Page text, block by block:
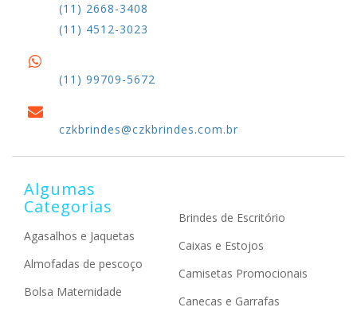
(11) 2668-3408
(11) 4512-3023
(11) 99709-5672
czkbrindes@czkbrindes.com.br
Algumas
Categorias
Agasalhos e Jaquetas
Almofadas de pescoço
Bolsa Maternidade
Brindes de Escritório
Caixas e Estojos
Camisetas Promocionais
Canecas e Garrafas